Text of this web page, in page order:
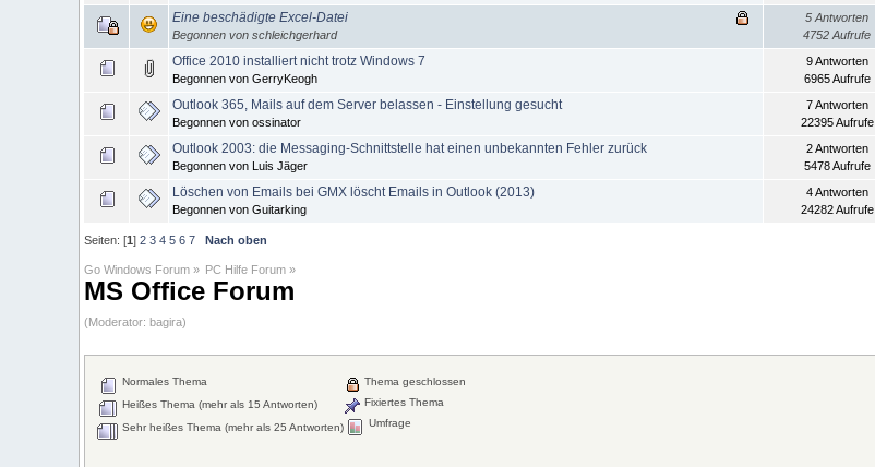
Eine beschädigte Excel-Datei
Begonnen von schleichgerhard
5 Antworten
4752 Aufrufe
Office 2010 installiert nicht trotz Windows 7
Begonnen von GerryKeogh
9 Antworten
6965 Aufrufe
Outlook 365, Mails auf dem Server belassen - Einstellung gesucht
Begonnen von ossinator
7 Antworten
22395 Aufrufe
Outlook 2003: die Messaging-Schnittstelle hat einen unbekannten Fehler zurück
Begonnen von Luis Jäger
2 Antworten
5478 Aufrufe
Löschen von Emails bei GMX löscht Emails in Outlook (2013)
Begonnen von Guitarking
4 Antworten
24282 Aufrufe
Seiten: [1] 2 3 4 5 6 7 Nach oben
Go Windows Forum » PC Hilfe Forum »
MS Office Forum
(Moderator: bagira)
Normales Thema
Heißes Thema (mehr als 15 Antworten)
Sehr heißes Thema (mehr als 25 Antworten)
Thema geschlossen
Fixiertes Thema
Umfrage